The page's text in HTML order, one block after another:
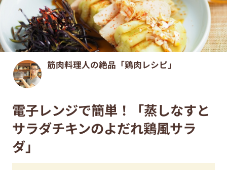
筋肉料理人の絶品「鶏肉レシピ」
電子レンジで簡単！「蒸しなすと
サラダチキンのよだれ鶏風サラ
ダ」